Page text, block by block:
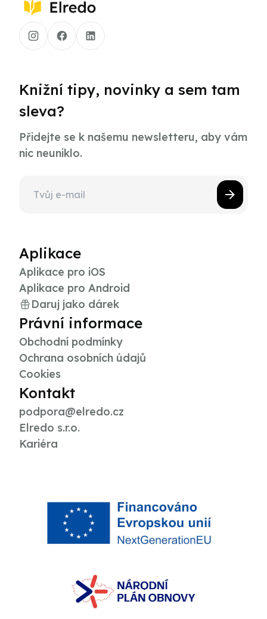
Knižní tipy, novinky a sem tam
sleva?
Přidejte se k našemu newsletteru, aby vám
nic neuniklo.
Aplikace
Aplikace pro iOS
Aplikace pro Android
Daruj jako dárek
Právní informace
Obchodní podmínky
Ochrana osobních údajů
Cookies
Kontakt
podpora@elredo.cz
Elredo s.r.o.
Kariéra